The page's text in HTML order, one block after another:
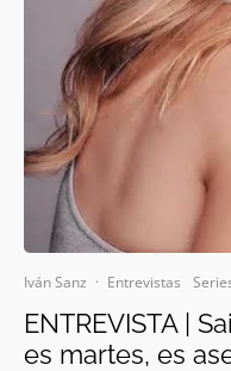
Iván Sanz · Entrevistas
ENTREVISTA |
es martes, es